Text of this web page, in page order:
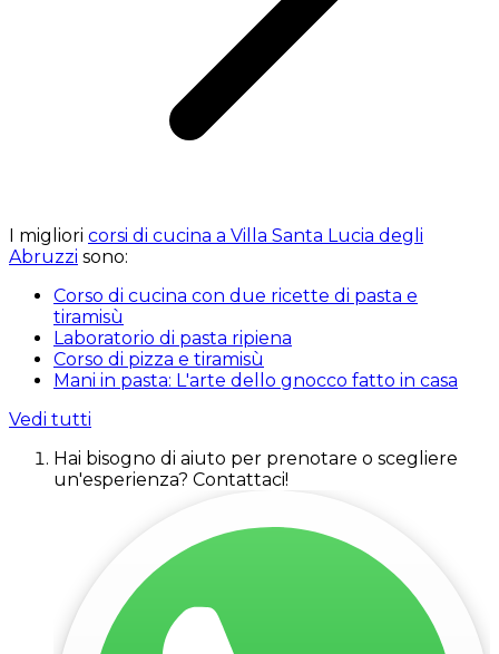
I migliori corsi di cucina a Villa Santa Lucia degli
Abruzzi sono:
Corso di cucina con due ricette di pasta e
tiramisù
Laboratorio di pasta ripiena
Corso di pizza e tiramisù
Mani in pasta: L'arte dello gnocco fatto in casa
Vedi tutti
Hai bisogno di aiuto per prenotare o scegliere
un'esperienza? Contattaci!